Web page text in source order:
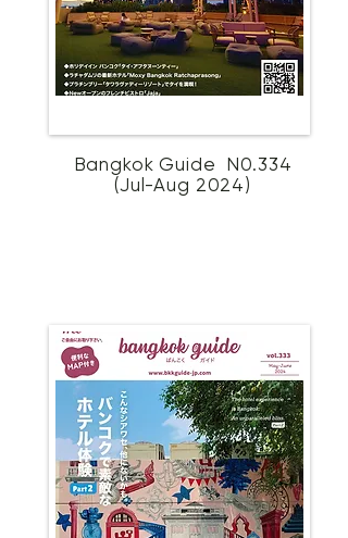
Bangkok Guide N0.334
(Jul-Aug 2024)